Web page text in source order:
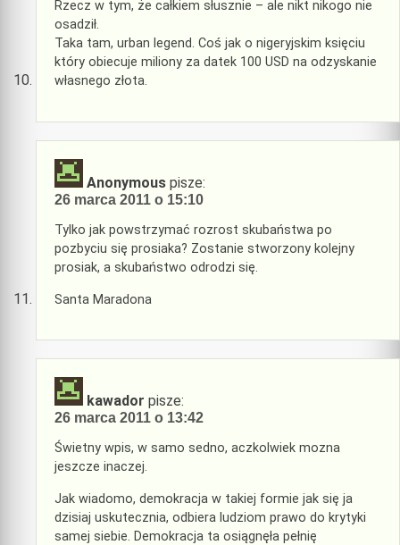
Rzecz w tym, że całkiem słusznie – ale nikt nikogo nie
osadził.
Taka tam, urban legend. Coś jak o nigeryjskim księciu
który obiecuje miliony za datek 100 USD na odzyskanie
własnego złota.
Anonymous pisze:
26 marca 2011 o 15:10
Tylko jak powstrzymać rozrost skubaństwa po
pozbyciu się prosiaka? Zostanie stworzony kolejny
prosiak, a skubaństwo odrodzi się.
Santa Maradona
kawador pisze:
26 marca 2011 o 13:42
Świetny wpis, w samo sedno, aczkolwiek mozna
jeszcze inaczej.
Jak wiadomo, demokracja w takiej formie jak się ja
dzisiaj uskutecznia, odbiera ludziom prawo do krytyki
samej siebie. Demokracja ta osiągnęła pełnię